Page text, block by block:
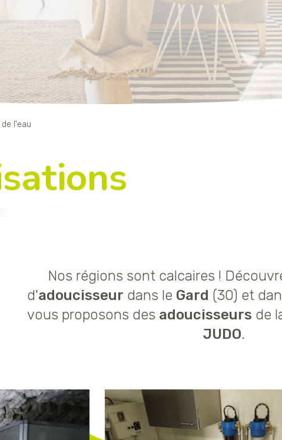
l'eau
Nos régions sont calcaires !
d'adoucisseur dans le Gard (30) et
vous proposons des adoucisseurs de
JUDO.